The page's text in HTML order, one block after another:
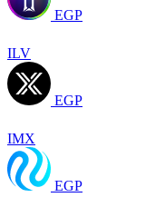
EGP
ILV
EGP
IMX
EGP